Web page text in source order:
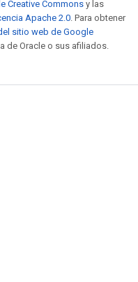
Creative Commons y las
Apache 2.0 . Para obtener
sitio web de Google
de Oracle o sus afiliados.